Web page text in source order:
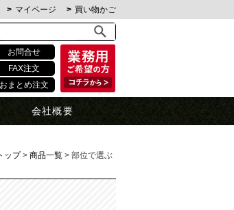
マイページ 買い物かご
お問合せ
FAX注文
おまとめ注文
会社概要
ップ 商品一覧 部位で選ぶ